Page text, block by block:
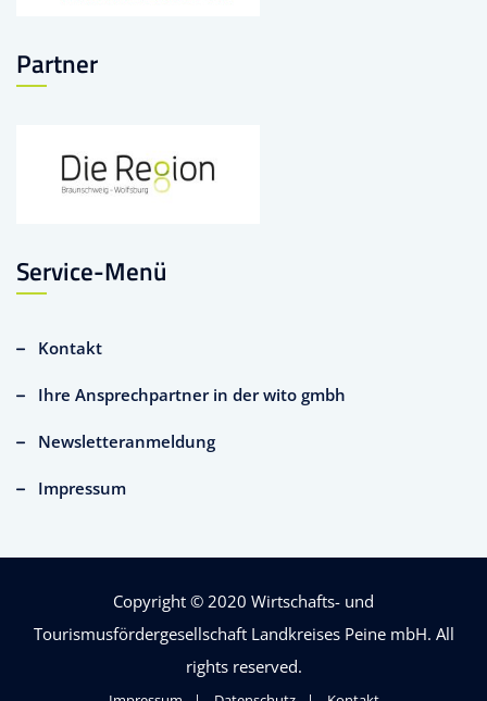
Partner
Service-Menü
Kontakt
Ihre Ansprechpartner in der wito gmbh
Newsletteranmeldung
Impressum
Copyright © 2020 Wirtschafts- und
Tourismusfördergesellschaft Landkreises Peine mbH. All
rights reserved.